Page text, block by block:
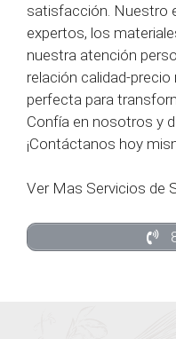
satisfacción. Nuestro
expertos, los
nuestra atención
relación calidad-
perfecta para
Confía en nosotros y
¡Contáctanos hoy
Ver Mas Servicios de